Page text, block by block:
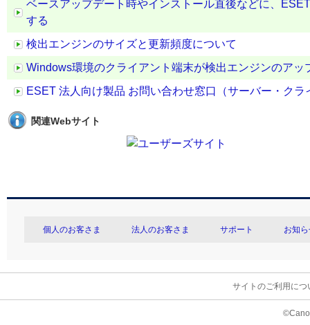
ベースアップデート時やインストール直後などに、
する
検出エンジンのサイズと更新頻度について
Windows環境のクライアント端末が検出エンジンのアッ
ESET 法人向け製品 お問い合わせ窓口（サーバー・クラ
関連Webサイト
個人のお客さま 法人のお客さま サポート お知
サイトのご利用につ